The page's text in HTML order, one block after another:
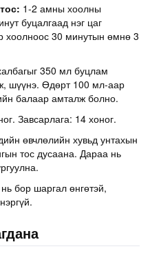
: 1-2 амны хоолны
буцалгаад нэг цаг
30 минутын өмнө 3
350 мл буцлам
шүүнэ. Өдөрт 100 мл-аар
балаар амталж болно.
Завсарлага: 14 хоног.
өвчлөлийн хувьд унтахын
тос дусаана. Дараа нь
бор шаргал өнгөтэй,